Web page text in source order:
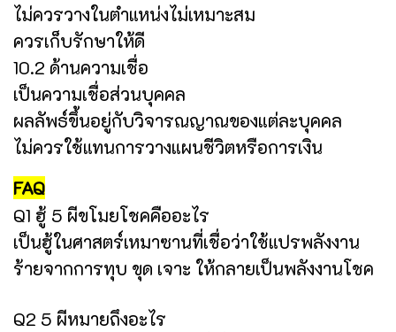
ไม่ควรวางในตำแหน่งไม่เหมาะสม
ควรเก็บรักษาให้ดี
10.2 ด้านความเชื่อ
เป็นความเชื่อส่วนบุคคล
ผลลัพธ์ขึ้นอยู่กับวิจารณญาณของแต่ละบุคคล
ไม่ควรใช้แทนการวางแผนชีวิตหรือการเงิน
FAQ
Q1 ฮู้ 5 ผีขโมยโชคคืออะไร
เป็นฮู้ในศาสตร์เหมาซานที่เชื่อว่าใช้แปรพลังงาน
ร้ายจากการทุบ ขุด เจาะ ให้กลายเป็นพลังงานโชค
Q2 5 ผีหมายถึงอะไร